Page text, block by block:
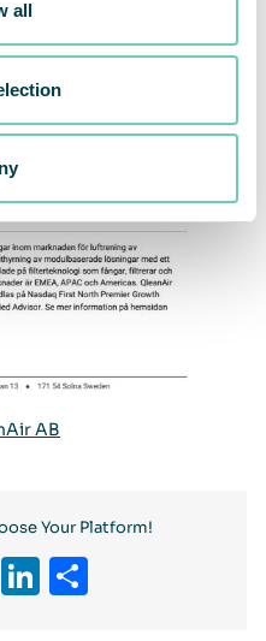
all
AB
Your Platform!
Twitter
LinkedIn